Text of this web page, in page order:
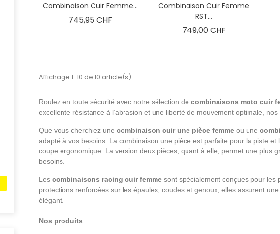
Équipement moto Gore-Tex :
le dossier complet sur la
la NASA aux cols des Alpes,
Lire l'article
Alpinestars Tech-Air® 5
Plasma vs Dainese Smart Air
: le duel des airbags moto
Lire l'article
Combinaison Cuir Femme...
745,95 CHF
Combinaison Cuir Femme
RST...
749,00 CHFPrix
Affichage 1-10 de 10 article(s)
Roulez en toute sécurité avec notre sélection de combinaisons moto cuir
excellente résistance à l’abrasion et une liberté de mouvement optimale,
Que vous cherchiez une combinaison cuir une pièce femmeou une
adapté à vos besoins. La combinaison une pièce est parfaite pour la piste
coupe ergonomique. La version deux pièces, quant à elle, permet une plus
besoins.
Les combinaisons racing cuir femmesont spécialement conçues pour les
protections renforcées sur les épaules, coudes et genoux, elles assurent
élégant.
Nos produits :